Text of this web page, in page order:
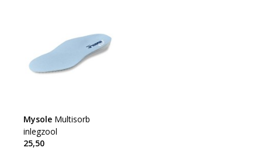
Mysole Multisorb
inlegzool
25,50